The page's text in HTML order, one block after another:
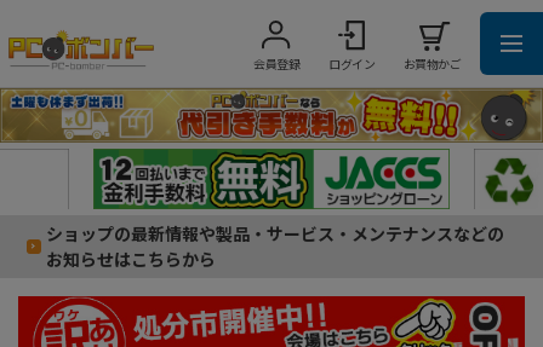
会員登録 ログイン お買物かご
ショップの最新情報や製品・サービス・メンテナンスなどの
お知らせはこちらから